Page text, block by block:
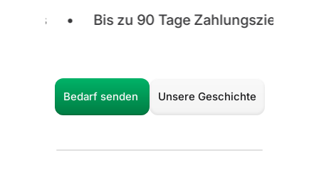
Bis zu 90 Tage Zahlungsziel •
Bedarf senden Unsere Geschichte